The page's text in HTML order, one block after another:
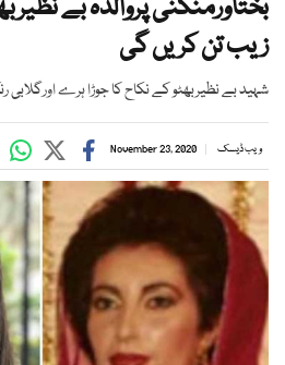
بختاورمنگنی پروالدہ بے
زیب تن کریں گی
شہید بے نظیربھٹو کے نکاح کا جوڑا ہرے
ویب ڈیسک November 23, 2020